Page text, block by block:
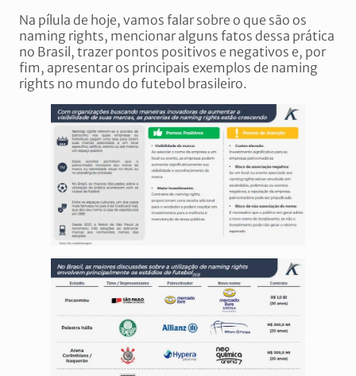
Na pílula de hoje, vamos falar sobre o que são os
naming rights, mencionar alguns fatos dessa prática
no Brasil, trazer pontos positivos e negativos e, por
fim, apresentar os principais exemplos de naming
rights no mundo do futebol brasileiro.